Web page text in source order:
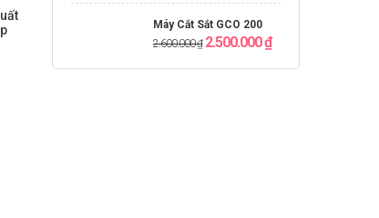
Máy Cắt Sắt GCO 200
2.600.000₫ 2.500.000₫